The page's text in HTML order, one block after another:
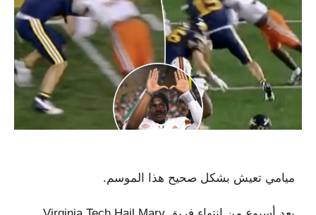
ميامي تعيش بشكل صحيح هذا الموسم.